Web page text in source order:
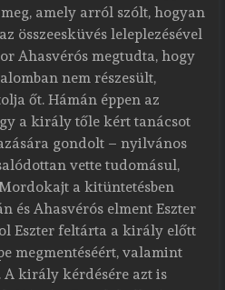
amely arról szólt, hogyan
összeesküvés leleplezésével
Ahasvérós megtudta, hogy
nem részesült,
őt. Hámán éppen az
a király tőle kért tanácsot
gondolt – nyilvános
vette tudomásul,
a kitüntetésben
és Ahasvérós elment Eszter
Eszter feltárta a király előtt
megmentéséért, valamint
A király kérdésére azt is